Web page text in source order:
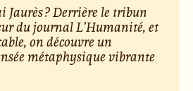
? Derrière le tribun
du journal L’Humanité, et
on découvre un
métaphysique vibrante